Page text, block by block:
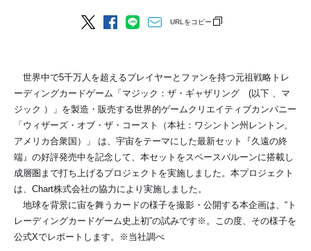
URLをコピー
世界中で5千万人を超えるプレイヤーとファンを持つ元祖戦略トレ
ーディングカードゲーム「マジック：ザ・ギャザリング (以下 、マ
ジック ）」を製造・販売する世界的ゲームクリエイティブカンパニー
「ウィザーズ・オブ・ザ・コースト（本社：ワシントン州レントン,
アメリカ合衆国）」 は、宇宙をテーマにした最新セット『久遠の終
端』の好評発売中を記念して、本セットをスペースバルーンに搭載し
成層圏まで打ち上げるプロジェクトを実施しました。本プロジェクト
は、Chart株式会社の協力により実施しました。
地球を背景に宙を舞うカードの様子を撮影・公開する本企画は、“ト
レーディングカードゲーム史上初”の試みです※。この度、その様子を
公式Xでレポートします。※当社調べ